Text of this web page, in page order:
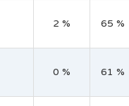
2 % 65 %
0 % 61 %